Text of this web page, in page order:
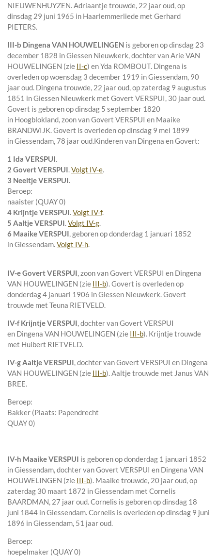
NIEUWENHUYZEN. Adriaantje trouwde, 22 jaar oud, op
dinsdag 29 juni 1965 in Haarlemmerliede met Gerhard
PIETERS.
III-b Dingena VAN HOUWELINGEN is geboren op dinsdag 23
december 1828 inGiessen Nieuwkerk, dochter vanArie VAN
HOUWELINGEN (zie II-c) enYda ROMBOUT. Dingena is
overleden op woensdag 3 december 1919 inGiessendam, 90
jaar oud. Dingena trouwde, 22 jaar oud, op zaterdag 9 augustus
1851 inGiessen Nieuwkerk met Govert VERSPUI, 30 jaar oud.
Govert is geboren op dinsdag 5 september 1820
in Hoogblokland, zoon vanGovert VERSPUI en Maaike
BRANDWIJK. Govert is overleden op dinsdag 9 mei 1899
inGiessendam, 78 jaar oud.Kinderen van Dingena en Govert:
1 Ida VERSPUI.
2 Govert VERSPUI.Volgt IV-e.
3 Neeltje VERSPUI.
Beroep:
naaister (QUAY 0)
4 Krijntje VERSPUI.Volgt IV-f.
5 Aaltje VERSPUI.Volgt IV-g.
6 Maaike VERSPUI, geboren op donderdag 1 januari 1852
inGiessendam.Volgt IV-h.
IV-eGovert VERSPUI, zoon vanGovert VERSPUI en Dingena
VAN HOUWELINGEN (zie III-b). Govert is overleden op
donderdag 4 januari 1906 inGiessen Nieuwkerk. Govert
trouwde met Teuna RIETVELD.
IV-f Krijntje VERSPUI, dochter vanGovert VERSPUI
en Dingena VAN HOUWELINGEN (zie III-b). Krijntje trouwde
met Huibert RIETVELD.
IV-gAaltje VERSPUI, dochter vanGovert VERSPUI en Dingena
VAN HOUWELINGEN (zie III-b). Aaltje trouwde met Janus VAN
BREE.
Beroep:
Bakker (Plaats: Papendrecht
QUAY 0)
IV-h Maaike VERSPUI is geboren op donderdag 1 januari 1852
inGiessendam, dochter vanGovert VERSPUI en Dingena VAN
HOUWELINGEN (zie III-b). Maaike trouwde, 20 jaar oud, op
zaterdag 30 maart 1872 inGiessendam met Cornelis
BAARDMAN, 27 jaar oud. Cornelis is geboren op dinsdag 18
juni 1844 inGiessendam. Cornelis is overleden op dinsdag 9 juni
1896 inGiessendam, 51 jaar oud.
Beroep:
hoepelmaker (QUAY 0)